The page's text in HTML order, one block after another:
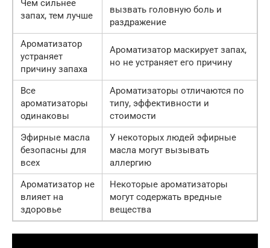
Чем сильнее
запах, тем лучше
вызвать головную боль и
раздражение
Ароматизатор
устраняет
причину запаха
Ароматизатор маскирует запах,
но не устраняет его причину
Все
ароматизаторы
одинаковы
Ароматизаторы отличаются по
типу, эффективности и
стоимости
Эфирные масла
безопасны для
всех
У некоторых людей эфирные
масла могут вызывать
аллергию
Ароматизатор не
влияет на
здоровье
Некоторые ароматизаторы
могут содержать вредные
вещества